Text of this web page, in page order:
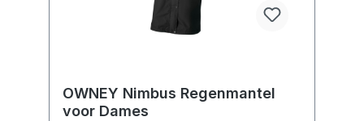
OWNEY Nimbus Regenmantel
voor Dames